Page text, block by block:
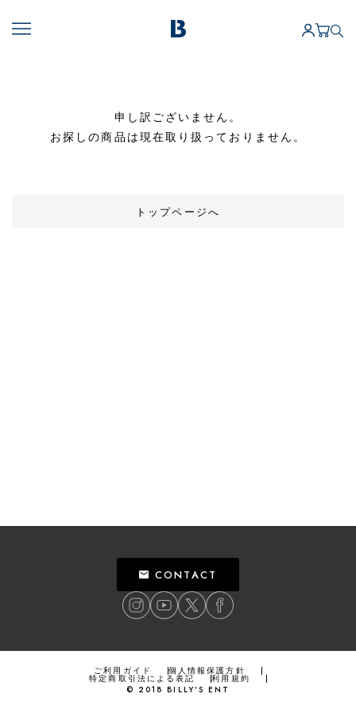
申し訳ございません。
お探しの商品は現在取り扱っておりません。
トップページへ
CONTACT
ご利用ガイド 個人情報保護方針
特定商取引法による表記
利用規約
© 2018 BILLY’S ENT